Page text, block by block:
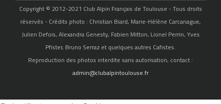
Copyright © 2012-2021 Club Alpin Français de Toulouse - Tous droits
réservés - Crédits photo : Christian Biard, Marie-Hélène Carcanague,
Julien Defois, Alexandra Genesty, Fabien Mitton, Lionel Perrin, Yves
Pfister, Bruno Serraz et quelques autres Cafistes.
Reproduction des photos interdite sans autorisation, contact :
admin@clubalpintoulouse.fr